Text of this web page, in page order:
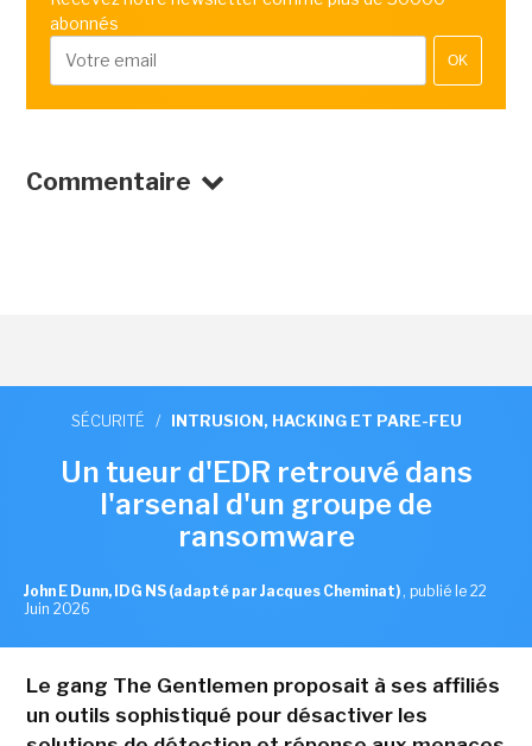
abonnés
OK
Commentaire
SÉCURITÉ / INTRUSION, HACKING ET PARE-FEU
Un tueur d'EDR retrouvé dans
l'arsenal d'un groupe de
ransomware
John E Dunn, IDG NS (adapté par Jacques Cheminat) , publié le 22
Juin 2026
Le gang The Gentlemen proposait à ses affiliés
un outils sophistiqué pour désactiver les